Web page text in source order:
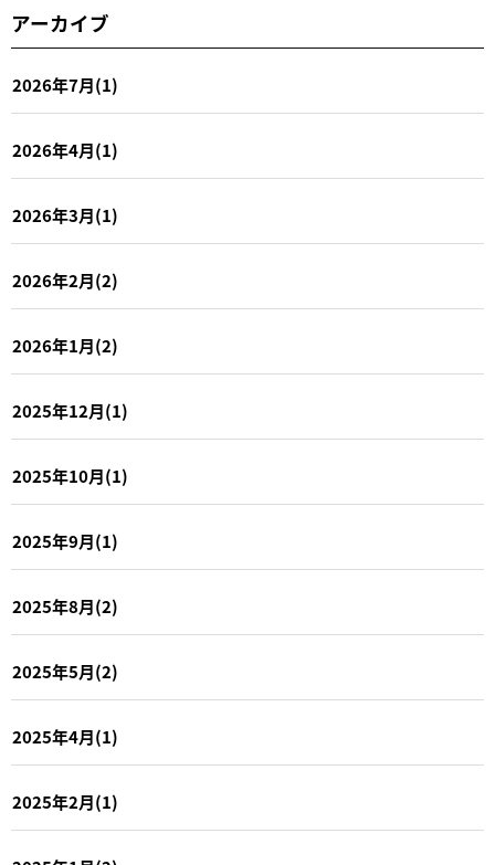
アーカイブ
2026年7月(1)
2026年4月(1)
2026年3月(1)
2026年2月(2)
2026年1月(2)
2025年12月(1)
2025年10月(1)
2025年9月(1)
2025年8月(2)
2025年5月(2)
2025年4月(1)
2025年2月(1)